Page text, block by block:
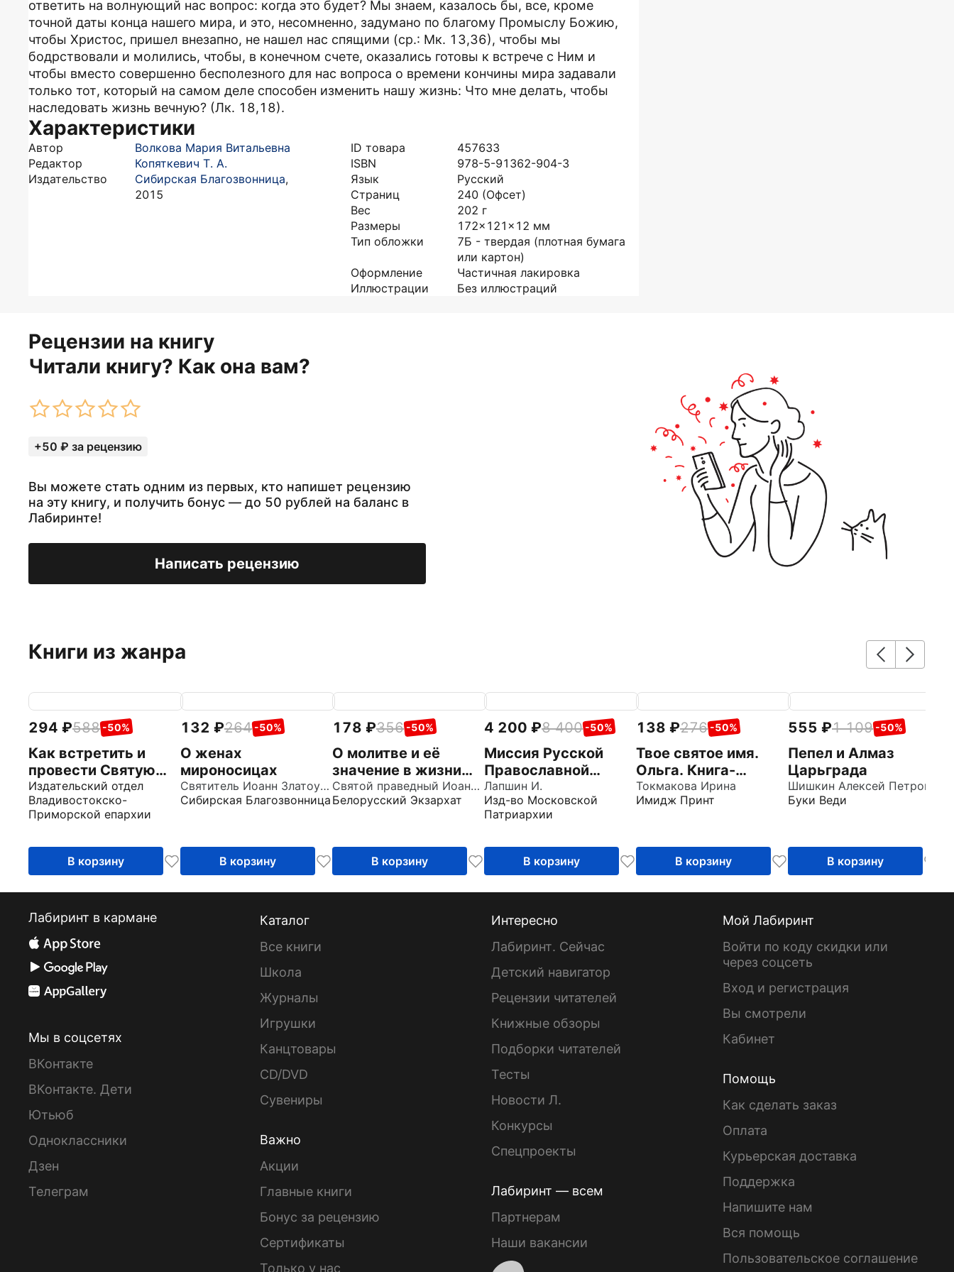
ответить на волнующий нас вопрос: когда это будет? Мы знаем, казалось бы, все, кроме
точной даты конца нашего мира, и это, несомненно, задумано по благому Промыслу Божию,
чтобы Христос, пришел внезапно, не нашел нас спящими (ср.: Мк. 13,36), чтобы мы
бодрствовали и молились, чтобы, в конечном сче­те, оказались готовы к встрече с Ним и
чтобы вместо совершенно бесполезного для нас вопроса о времени кончины мира задавали
только тот, который на самом деле способен изменить нашу жизнь: Что мне делать, чтобы
наследовать жизнь вечную? (Лк. 18,18).
Характеристики
Автор
Волкова Мария Витальевна
Редактор
Копяткевич Т. А.
Издательство
Сибирская Благозвонница,
2015
ID товара
457633
ISBN
978-5-91362-904-3
Язык
Русский
Страниц
240 (Офсет)
Вес
202 г
Размеры
172x121x12 мм
Тип обложки
7Б - твердая (плотная бумага
или картон)
Оформление
Частичная лакировка
Иллюстрации
Без иллюстраций
Рецензии на книгу
Читали книгу? Как она вам?
+50 ₽ за рецензию
Вы можете стать одним из первых, кто напишет рецензию
на эту книгу, и получить бонус — до 50 рублей на баланс в
Лабиринте!
Написать рецензию
Книги из жанра
294 588 -50%
Как встретить и
провести Святую
Пасху
Издательский отдел
Владивостокско-
Приморской епархии
В корзину
132 264 -50%
О женах
мироносицах
Святитель Иоанн Златоуст
Сибирская Благозвонница
В корзину
178 356 -50%
О молитве и её
значение в жизни
христианства.
Извлечения из
пастырей
Святой праведный Иоанн Кронштадтский
Белорусский Экзархат
В корзину
4 200 8 400 -50%
Миссия Русской
Православной
Церкви в
современном мире
Лапшин И.
Изд-во Московской
Патриархии
В корзину
138 276 -50%
Твое святое имя.
Ольга. Книга-
подарок
Токмакова Ирина
Имидж Принт
В корзину
555 1 109 -50%
Пепел и Алмаз
Царьграда
Буки Веди
В корзину
Лабиринт в кармане
Мы в соцсетях
ВКонтакте
ВКонтакте. Дети
Ютьюб
Одноклассники
Дзен
Телеграм
Каталог
Все книги
Школа
Журналы
Игрушки
Канцтовары
CD/DVD
Сувениры
Важно
Акции
Главные книги
Бонус за рецензию
Сертификаты
Только у нас
Интересно
Лабиринт. Сейчас
Детский навигатор
Рецензии читателей
Книжные обзоры
Подборки читателей
Тесты
Новости Л.
Конкурсы
Спецпроекты
Лабиринт — всем
Партнерам
Наши вакансии
Мой Лабиринт
Войти по коду скидки или
через соцсеть
Вход и регистрация
Вы смотрели
Кабинет
Помощь
Как сделать заказ
Оплата
Курьерская доставка
Поддержка
Напишите нам
Вся помощь
Пользовательское соглашение